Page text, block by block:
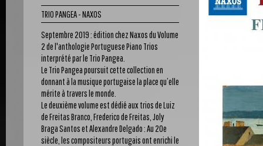
TRIO PANGEA - NAXOS
Septembre 2019 : édition chez Naxos du Volume
2 de l'anthologie Portuguese Piano Trios
interprété par le Trio Pangea.
Le Trio Pangea poursuit cette collection en
donnant à la musique portugaise la place qu’elle
mérite à travers le monde.
Le deuxième volume est dédié aux trios de Luiz
de Freitas Branco, Frederico de Freitas, Joly
Braga Santos et Alexandre Delgado : Au 20e
siècle, les compositeurs portugais ont enrichi le